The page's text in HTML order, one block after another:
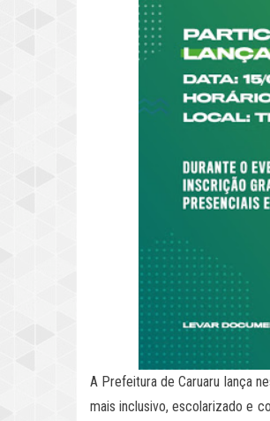
A Prefeitura de Caruaru lança
mais inclusivo, escolarizado e